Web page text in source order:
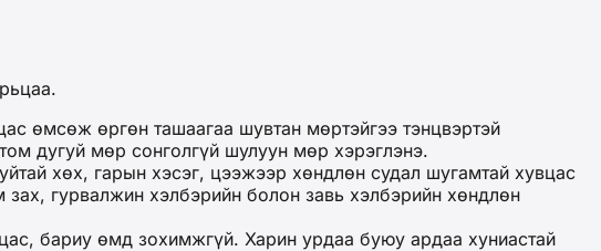
өмсөж өргөн ташаагаа шувтан мөртэйгээ тэнцвэртэй
дугуй мөр сонголгүй шулуун мөр хэрэглэнэ.
хөх, гарын хэсэг, цээжээр хөндлөн судал шугамтай хувцас
гурвалжин хэлбэрийн болон завь хэлбэрийн хөндлөн
бариу өмд зохимжгүй. Харин урдаа буюу ардаа хуниастай